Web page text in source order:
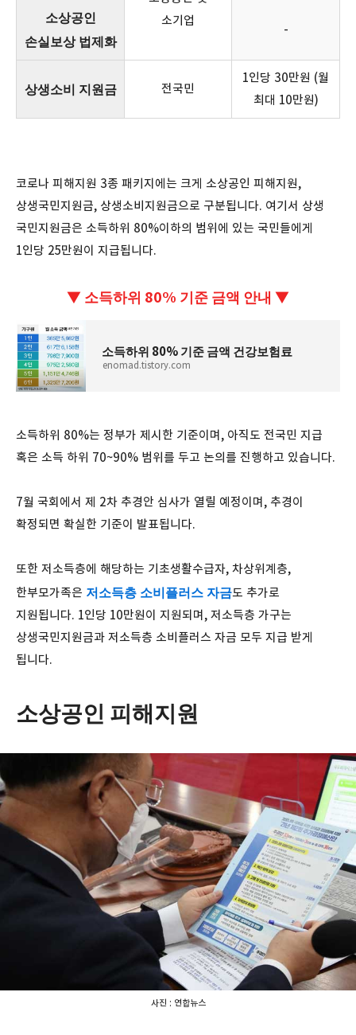
소기업
소상공인
손실보상 법제화
-
상생소비 지원금 전국민
1인당 30만원 (월
최대 10만원)
코로나 피해지원 3종 패키지에는 크게 소상공인 피해지원,
상생국민지원금, 상생소비지원금으로 구분됩니다. 여기서 상생
국민지원금은 소득하위 80%이하의 범위에 있는 국민들에게
1인당 25만원이 지급됩니다.
▼ 소득하위 80% 기준 금액 안내 ▼
소득하위 80% 기준 금액 건강보험료
enomad.tistory.com
소득하위 80%는 정부가 제시한 기준이며, 아직도 전국민 지급
혹은 소득 하위 70~90% 범위를 두고 논의를 진행하고 있습니다.
7월 국회에서 제 2차 추경안 심사가 열릴 예정이며, 추경이
확정되면 확실한 기준이 발표됩니다.
또한 저소득층에 해당하는 기초생활수급자, 차상위계층,
한부모가족은 저소득층 소비플러스 자금도 추가로
지원됩니다. 1인당 10만원이 지원되며, 저소득층 가구는
상생국민지원금과 저소득층 소비플러스 자금 모두 지급 받게
됩니다.
소상공인 피해지원
사진 : 연합뉴스